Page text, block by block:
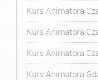
Kurs Animatora
Kurs Animatora
Kurs Animatora
Kurs Animatora